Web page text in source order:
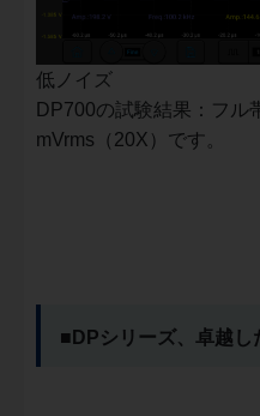
低ノイズ
DP700の試験結果：フル
mVrms（20X）です。
■DPシリーズ、卓越し